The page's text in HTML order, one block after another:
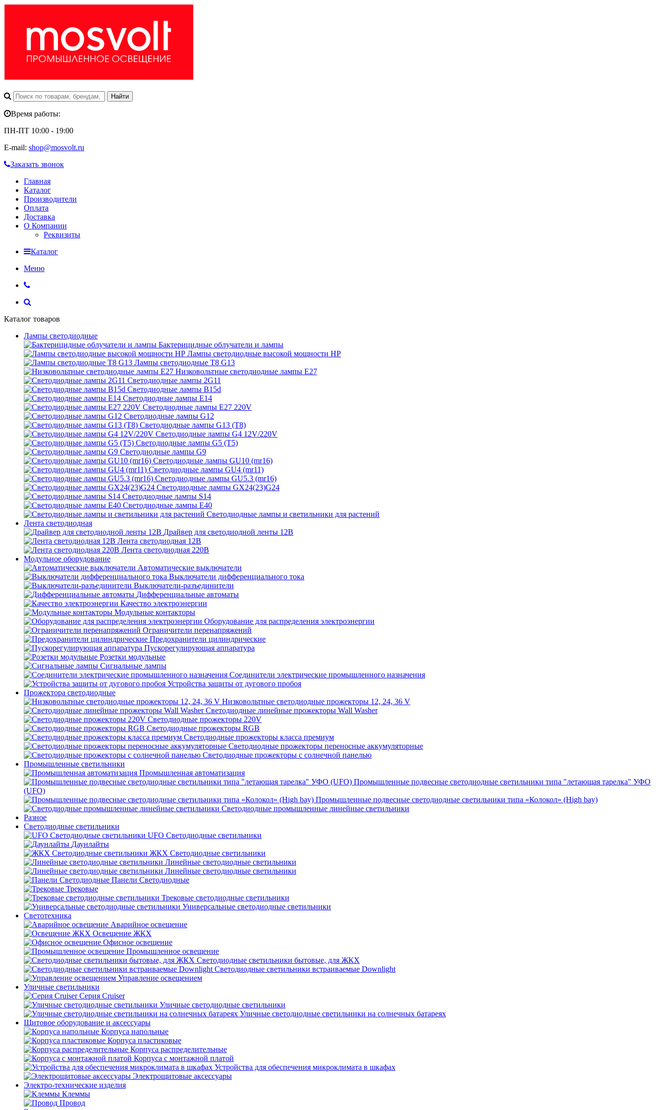
Время работы:
ПН-ПТ 10:00 - 19:00
E-mail: shop@mosvolt.ru
Заказать звонок
Главная
Каталог
Производители
Оплата
Доставка
О Компании
Реквизиты
Каталог
Меню
Каталог товаров
Лампы светодиодные
Бактерицидные облучатели и лампы
Лампы светодиодные высокой мощности HP
Лампы светодиодные Т8 G13
Низковольтные светодиодные лампы E27
Светодиодные лампы 2G11
Светодиодные лампы B15d
Светодиодные лампы E14
Светодиодные лампы E27 220V
Светодиодные лампы G12
Светодиодные лампы G13 (T8)
Светодиодные лампы G4 12V/220V
Светодиодные лампы G5 (T5)
Светодиодные лампы G9
Светодиодные лампы GU10 (mr16)
Светодиодные лампы GU4 (mr11)
Светодиодные лампы GU5.3 (mr16)
Светодиодные лампы GX24(23)G24
Светодиодные лампы S14
Светодиодные лампы Е40
Светодиодные лампы и светильники для растений
Лента светодиодная
Драйвер для светодиодной ленты 12В
Лента светодиодная 12В
Лента светодиодная 220В
Модульное оборудование
Автоматические выключатели
Выключатели дифференциального тока
Выключатели-разъединители
Дифференциальные автоматы
Качество электроэнергии
Модульные контакторы
Оборудование для распределения электроэнергии
Ограничители перенапряжений
Предохранители цилиндрические
Пускорегулирующая аппаратура
Розетки модульные
Сигнальные лампы
Соединители электрические промышленного назначения
Устройства защиты от дугового пробоя
Прожектора светодиодные
Низковольтные светодиодные прожекторы 12, 24, 36 V
Светодиодные линейные прожекторы Wall Washer
Светодиодные прожекторы 220V
Светодиодные прожекторы RGB
Светодиодные прожекторы класса премиум
Светодиодные прожекторы переносные аккумуляторные
Светодиодные прожекторы с солнечной панелью
Промышленные светильники
Промышленная автоматизация
Промышленные подвесные cветодиодные светильники типа "летающая тарелка" УФО
(UFO)
Промышленные подвесные cветодиодные светильники типа «Колокол» (High bay)
Светодиодные промышленные линейные светильники
Разное
Светодиодные светильники
UFO Светодиодные светильники
Даунлайты
ЖКХ Светодиодные светильники
Линейные светодиодные светильники
Линейные светодиодные светильники
Панели Светодиодные
Трековые
Трековые светодиодные светильники
Универсальные светодиодные светильники
Светотехника
Аварийное освещение
Освещение ЖКХ
Офисное освещение
Промышленное освещение
Светодиодные светильники бытовые, для ЖКХ
Светодиодные светильники встраиваемые Downlight
Управление освещением
Уличные светильники
Серия Cruiser
Уличные светодиодные светильники
Уличные светодиодные светильники на солнечных батареях
Щитовое оборудование и аксессуары
Корпуса напольные
Корпуса пластиковые
Корпуса распределительные
Корпуса с монтажной платой
Устройства для обеспечения микроклимата в шкафах
Электрощитовые аксессуары
Электро-технические изделия
Клеммы
Провод